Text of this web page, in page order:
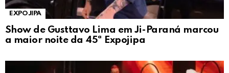
EXPOJIPA
Show de Gusttavo Lima em Ji-Paraná marcou
a maior noite da 45ª Expojipa